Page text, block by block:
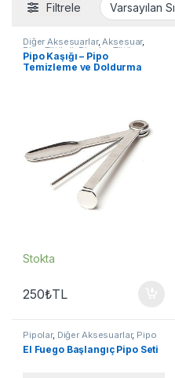
Filtrele
Diğer Aksesuarlar,Aksesuar,
Pipo Tütünü Pipolar Tütün
Aksesuarları
Pipo Kaşığı – Pipo
Temizleme ve Doldurma
Stokta
250₺TL
Pipolar, Diğer Aksesuarlar, Pipo
Tütünü
El Fuego Başlangıç Pipo Seti